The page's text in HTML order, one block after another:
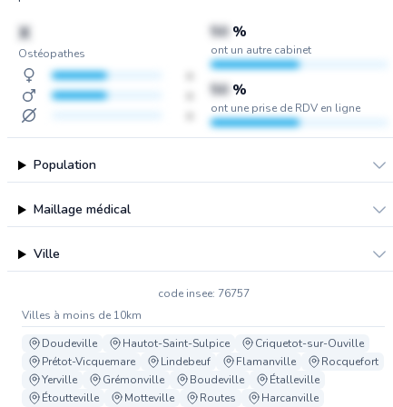
X
Ostéopathes
50 %
ont un autre cabinet
50 %
ont une prise de RDV en ligne
Population
Maillage médical
Ville
code insee: 76757
Villes à moins de 10km
Doudeville
Hautot-Saint-Sulpice
Criquetot-sur-Ouville
Prétot-Vicquemare
Lindebeuf Flamanville
Rocquefort
Yerville
Grémonville Boudeville
Étalleville
Étoutteville
Motteville Routes Harcanville